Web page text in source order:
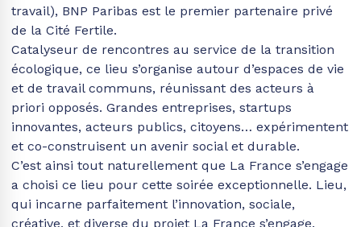
travail), BNP Paribas est le premier partenaire privé
de la Cité Fertile.
Catalyseur de rencontres au service de la transition
écologique, ce lieu s’organise autour d’espaces de vie
et de travail communs, réunissant des acteurs à
priori opposés. Grandes entreprises, startups
innovantes, acteurs publics, citoyens… expérimentent
et co-construisent un avenir social et durable.
C’est ainsi tout naturellement que La France s’engage
a choisi ce lieu pour cette soirée exceptionnelle. Lieu,
qui incarne parfaitement l’innovation, sociale,
créative, et diverse du projet La France s’engage.